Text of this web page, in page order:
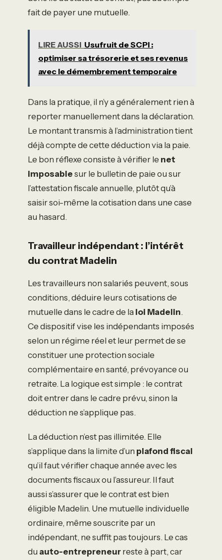
fait de payer une mutuelle.
LIRE AUSSI Usufruit de SCPI :
optimiser sa trésorerie et ses revenus
avec le démembrement temporaire
Dans la pratique, il n’y a généralement rien à
reporter manuellement dans la déclaration.
Le montant transmis à l’administration tient
déjà compte de cette déduction via la paie.
Le bon réflexe consiste à vérifier le net
imposable sur le bulletin de paie ou sur
l’attestation fiscale annuelle, plutôt qu’à
saisir soi-même la cotisation dans une case
au hasard.
Travailleur indépendant : l’intérêt
du contrat Madelin
Les travailleurs non salariés peuvent, sous
conditions, déduire leurs cotisations de
mutuelle dans le cadre de la loi Madelin.
Ce dispositif vise les indépendants imposés
selon un régime réel et leur permet de se
constituer une protection sociale
complémentaire en santé, prévoyance ou
retraite. La logique est simple : le contrat
doit entrer dans le cadre prévu, sinon la
déduction ne s’applique pas.
La déduction n’est pas illimitée. Elle
s’applique dans la limite d’un plafond fiscal
qu’il faut vérifier chaque année avec les
documents fiscaux ou l’assureur. Il faut
aussi s’assurer que le contrat est bien
éligible Madelin. Une mutuelle individuelle
ordinaire, même souscrite par un
indépendant, ne suffit pas toujours. Le cas
du auto-entrepreneur reste à part, car